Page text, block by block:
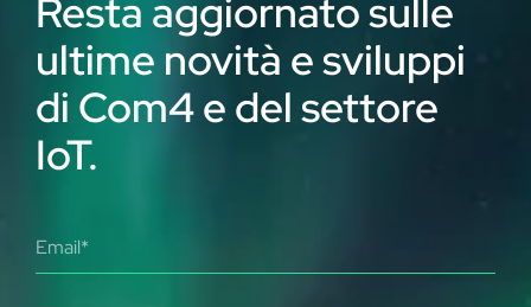
Resta aggiornato sulle
ultime novità e sviluppi
di Com4 e del settore
IoT.